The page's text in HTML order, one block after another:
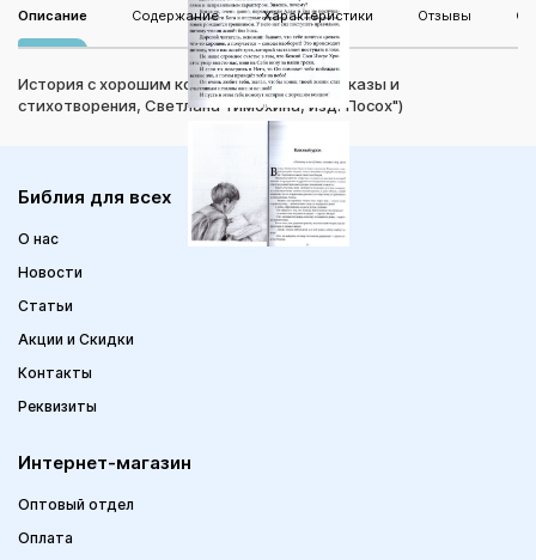
Описание Содержание Характеристики Отзывы
История с хорошим концом (детские рассказы и
стихотворения, Светлана Тимохина, изд."Посох")
Библия для всех
О нас
Новости
Статьи
Акции и Скидки
Контакты
Реквизиты
Интернет-магазин
Оптовый отдел
Оплата